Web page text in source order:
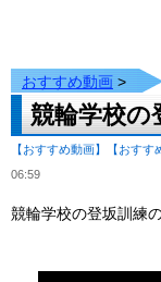
おすすめ動画 >
競輪学校の
【おすすめ動画】 【おすす
06:59
競輪学校の登坂訓練